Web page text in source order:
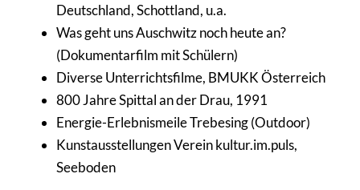
Deutschland, Schottland, u.a.
Was geht uns Auschwitz noch heute an?
(Dokumentarfilm mit Schülern)
Diverse Unterrichtsfilme, BMUKK Österreich
800 Jahre Spittal an der Drau, 1991
Energie-Erlebnismeile Trebesing (Outdoor)
Kunstausstellungen Verein kultur.im.puls,
Seeboden